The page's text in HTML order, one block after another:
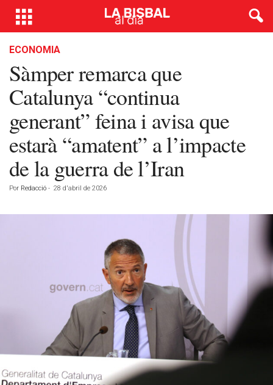
ECONOMIA
Sàmper remarca que
Catalunya “continua
generant” feina i avisa que
estarà “amatent” a l’impacte
de la guerra de l’Iran
Por Redacció - 28 d'abril de 2026